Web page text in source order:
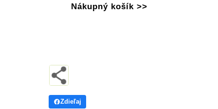
Nákupný košík >>
Zdieľaj